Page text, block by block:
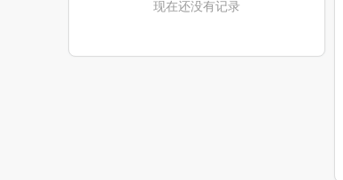
现在还没有记录